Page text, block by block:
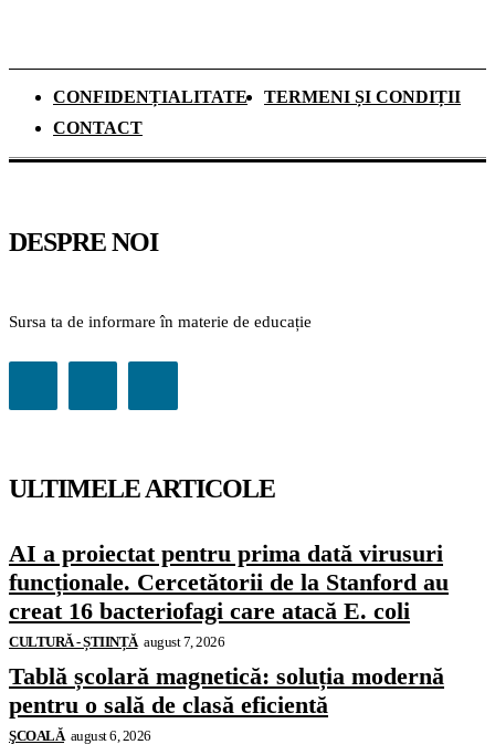
CONFIDENȚIALITATE
TERMENI ȘI CONDIȚII
CONTACT
DESPRE NOI
Sursa ta de informare în materie de educație
ULTIMELE ARTICOLE
AI a proiectat pentru prima dată virusuri
funcționale. Cercetătorii de la Stanford au
creat 16 bacteriofagi care atacă E. coli
CULTURĂ - ȘTIINȚĂ august 7, 2026
Tablă școlară magnetică: soluția modernă
pentru o sală de clasă eficientă
ŞCOALĂ august 6, 2026